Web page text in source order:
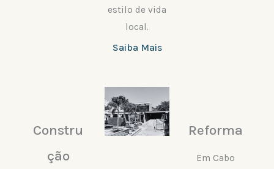
estilo de vida
local.
Saiba Mais
Constru
ção
Reforma
Em Cabo